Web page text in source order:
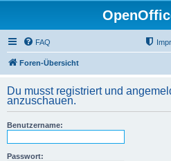
FAQ
Foren-Übersicht
Du musst registriert und
anzuschauen.
Benutzername:
Passwort: